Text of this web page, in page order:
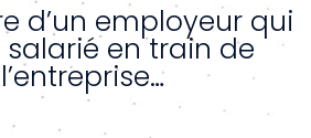
d’un employeur qui
en train de